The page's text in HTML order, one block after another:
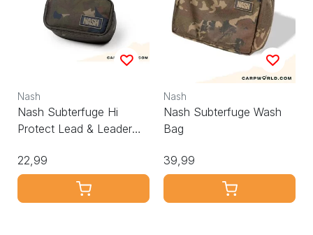
Nash
Nash Subterfuge Hi
Protect Lead & Leader
22,99
Nash
Nash Subterfuge Wash
Bag
39,99